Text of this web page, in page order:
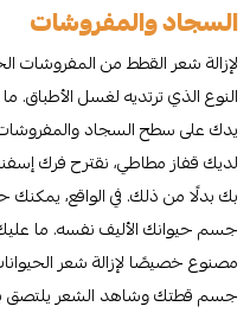
السجاد والمفروشات
لإزالة شعر القطط من المفروشات
النوع الذي ترتديه لغسل
يدك على سطح السجاد والمفروشات
لديك قفاز مطاطي، نقترح فرك
بك بدلًا من ذلك. في الواقع، يمكنك
جسم حيوانك الأليف نفسه. ما
مصنوع خصيصًا لإزالة شعر
جسم قطتك وشاهد الشعر يلتصق